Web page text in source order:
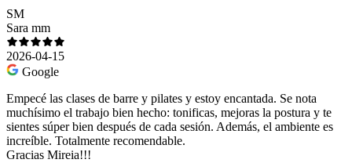
SM
Sara mm
2026-04-15
Google
Empecé las clases de barre y pilates y estoy encantada. Se nota
muchísimo el trabajo bien hecho: tonificas, mejoras la postura y te
sientes súper bien después de cada sesión. Además, el ambiente es
increíble. Totalmente recomendable.
Gracias Mireia!!!